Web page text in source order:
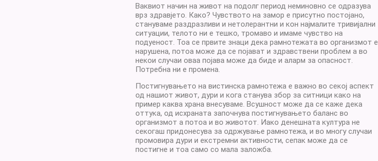
Ваквиот начин на живот на подолг период неминовно се одразува
врз здравјето. Како? Чувството на замор е присутно постојано,
стануваме раздразливи и нетолерантни и кон најмалите тривијални
ситуации, телото ни е тешко, тромаво и имаме чувство на
подуеност. Тоа се првите знаци дека рамнотежата во организмот е
нарушена, потоа може да се појават и здравствени проблем а во
некои случаи оваа појава може да биде и аларм за опасност.
Потребна ни е промена.
Постигнувањето на вистинска рамнотежа е важно во секој аспект
од нашиот живот, дури и кога станува збор за ситници како на
пример каква храна внесуваме. Всушност може да се каже дека
оттука, од исхраната започнува постигнувањето баланс во
организмот а потоа и во животот. Иако денешната култура не
секогаш придонесува за одржување рамнотежа, и во многу случаи
промовира дури и екстремни активности, сепак може да се
постигне и тоа само со мала заложба.